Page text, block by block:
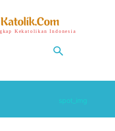
Kekatolikan Indonesia